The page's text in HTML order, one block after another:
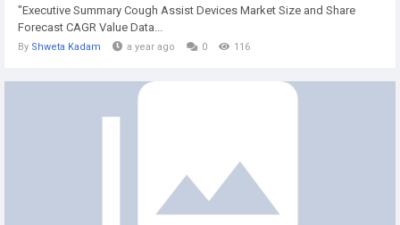
"Executive Summary Cough Assist Devices Market Size and Share
Forecast CAGR Value Data...
By Shweta Kadam a year ago 0 116